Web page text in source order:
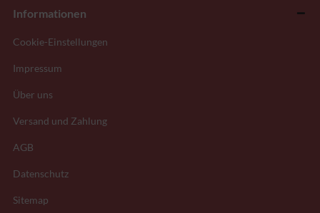
Informationen
Cookie-Einstellungen
Impressum
Über uns
Versand und Zahlung
AGB
Datenschutz
Sitemap